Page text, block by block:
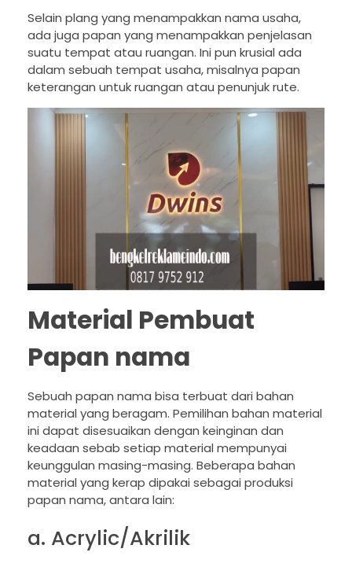
Selain plang yang menampakkan nama usaha,
ada juga papan yang menampakkan penjelasan
suatu tempat atau ruangan. Ini pun krusial ada
dalam sebuah tempat usaha, misalnya papan
keterangan untuk ruangan atau penunjuk rute.
Material Pembuat
Papan nama
Sebuah papan nama bisa terbuat dari bahan
material yang beragam. Pemilihan bahan material
ini dapat disesuaikan dengan keinginan dan
keadaan sebab setiap material mempunyai
keunggulan masing-masing. Beberapa bahan
material yang kerap dipakai sebagai produksi
papan nama, antara lain:
a. Acrylic/Akrilik